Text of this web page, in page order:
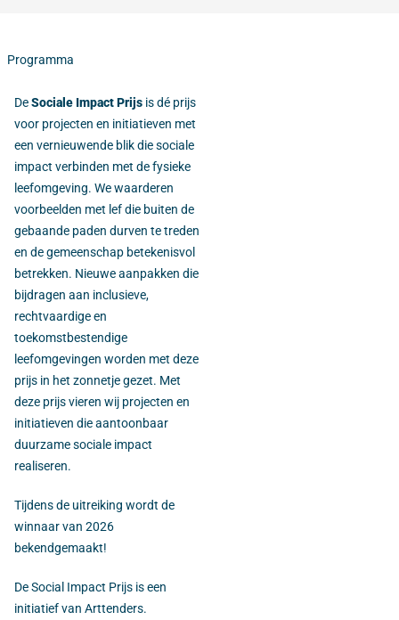
Programma
DeSociale Impact Prijs is dé prijs
voor projecten en initiatieven met
een vernieuwende blik die sociale
impact verbinden met de fysieke
leefomgeving. We waarderen
voorbeelden met lef die buiten de
gebaande paden durven te treden
en de gemeenschap betekenisvol
betrekken. Nieuwe aanpakken die
bijdragen aan inclusieve,
rechtvaardige en
toekomstbestendige
leefomgevingen worden met deze
prijs in het zonnetje gezet. Met
deze prijs vieren wij projecten en
initiatieven die aantoonbaar
duurzame sociale impact
realiseren.
Tijdens de uitreiking wordt de
winnaar van 2026
bekendgemaakt!
De Social Impact Prijs is een
initiatief van Arttenders.